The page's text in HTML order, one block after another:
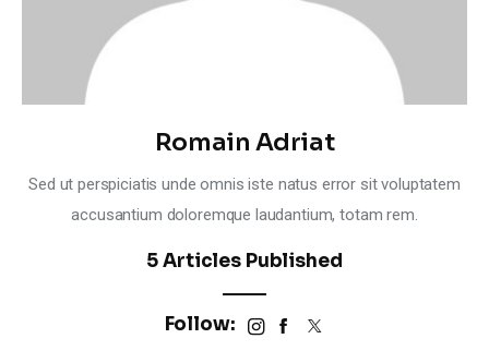
Shop
Romain Adriat
Sed ut perspiciatis unde omnis iste natus error sit voluptatem
accusantium doloremque laudantium, totam rem.
5Articles Published
Follow: